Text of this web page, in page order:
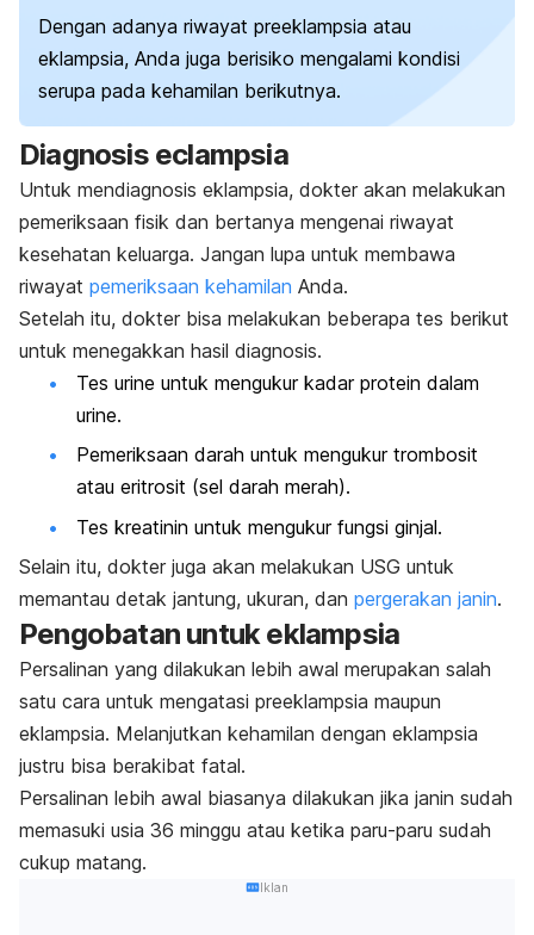
Dengan adanya riwayat preeklampsia atau
eklampsia, Anda juga berisiko mengalami kondisi
serupa pada kehamilan berikutnya.
Diagnosis eclampsia
Untuk mendiagnosis eklampsia, dokter akan melakukan
pemeriksaan fisik dan bertanya mengenai riwayat
kesehatan keluarga. Jangan lupa untuk membawa
riwayat pemeriksaan kehamilan Anda.
Setelah itu, dokter bisa melakukan beberapa tes berikut
untuk menegakkan hasil diagnosis.
Tes urine untuk mengukur kadar protein dalam
urine.
Pemeriksaan darah untuk mengukur trombosit
atau eritrosit (sel darah merah).
Tes kreatinin untuk mengukur fungsi ginjal.
Selain itu, dokter juga akan melakukan USG untuk
memantau detak jantung, ukuran, dan pergerakan janin.
Pengobatan untuk eklampsia
Persalinan yang dilakukan lebih awal merupakan salah
satu cara untuk mengatasi preeklampsia maupun
eklampsia. Melanjutkan kehamilan dengan eklampsia
justru bisa berakibat fatal.
Persalinan lebih awal biasanya dilakukan jika janin sudah
memasuki usia 36 minggu atau ketika paru-paru sudah
cukup matang.
Iklan